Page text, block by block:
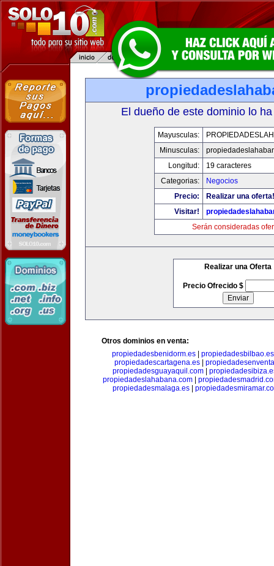
El dueño de este dominio lo
Mayusculas:
Minusculas:
Longitud:
19 caracteres
Categorias:
Negocios
Precio:
Realizar una oferta!
Visitar!
Serán consideradas
Realizar una Oferta
Precio Ofrecido $
Otros dominios en venta:
propiedadesbenidorm.es
propiedadesbilbao.es
propiedadescartagena.es|
propiedadesguayaquil.com
propiedadeslahabana.com|
propiedadesmalaga.es|